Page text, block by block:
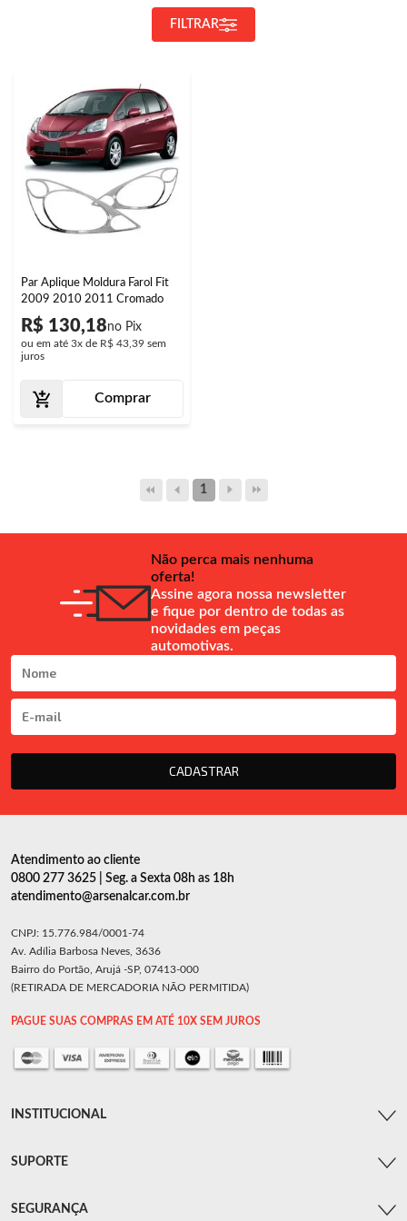
FILTRAR
Par Aplique Moldura Farol Fit
2009 2010 2011 Cromado
R$ 130,18
ou em até 3x de R$ 43,39 sem
juros
Comprar
1
Não perca mais nenhuma
oferta!
Assine agora nossa newsletter
e fique por dentro de todas as
novidades em peças
automotivas.
CADASTRAR
Atendimento ao cliente
0800 277 3625 | Seg. a Sexta 08h as 18h
atendimento@arsenalcar.com.br
CNPJ: 15.776.984/0001-74
Av. Adília Barbosa Neves, 3636
Bairro do Portão, Arujá -SP, 07413-000
(RETIRADA DE MERCADORIA NÃO PERMITIDA)
PAGUE SUAS COMPRAS EM ATÉ 10X SEM JUROS
INSTITUCIONAL
SUPORTE
SEGURANÇA